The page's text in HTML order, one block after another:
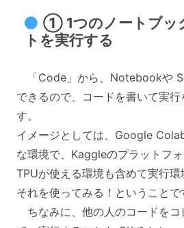
① 1つのノートブッ
トを実行する
「Code」から、Notebookや
できるので、コードを書いて実行
す。
イメージとしては、Google
な環境で、Kaggleのプラットフ
TPUが使える環境も含めて実行環
それを使ってみる！ということで
ちなみに、他の人のコードをコ